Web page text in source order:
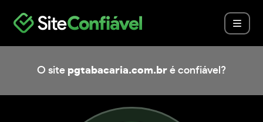
O site pgtabacaria.com.br é confiável?